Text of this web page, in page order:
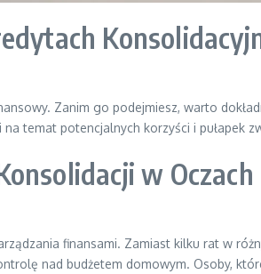
Zanim go podejmiesz, warto
temat potencjalnych korzyści i pułapek
w
finansami. Zamiast kilku rat w
nad budżetem domowym. Osoby,